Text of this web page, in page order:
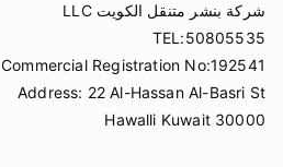
شركة بنشر متنقل الكويت LLC
TEL:50805535
Commercial Registration No:192541
Address: 22 Al-Hassan Al-Basri St
Hawalli Kuwait 30000